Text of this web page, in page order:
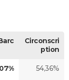
Circonscri
ption
54,36%